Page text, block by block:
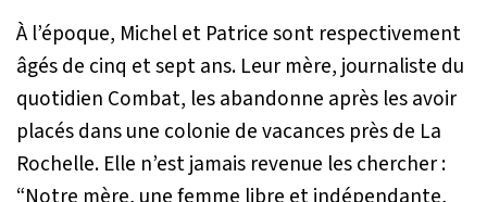
À l’époque, Michel et Patrice sont respectivement
âgés de cinq et sept ans. Leur mère, journaliste du
quotidien Combat, les abandonne après les avoir
placés dans une colonie de vacances près de La
Rochelle. Elle n’est jamais revenue les chercher :